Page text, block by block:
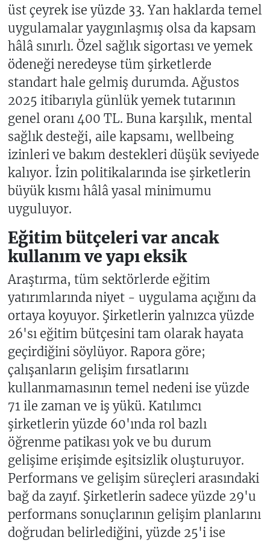
üst çeyrek ise yüzde 33. Yan haklarda temel
uygulamalar yaygınlaşmış olsa da kapsam
hâlâ sınırlı. Özel sağlık sigortası ve yemek
ödeneği neredeyse tüm şirketlerde
standart hale gelmiş durumda. Ağustos
2025 itibarıyla günlük yemek tutarının
genel oranı 400 TL. Buna karşılık, mental
sağlık desteği, aile kapsamı, wellbeing
izinleri ve bakım destekleri düşük seviyede
kalıyor. İzin politikalarında ise şirketlerin
büyük kısmı hâlâ yasal minimumu
uyguluyor.
Eğitim bütçeleri var ancak
kullanım ve yapı eksik
Araştırma, tüm sektörlerde eğitim
yatırımlarında niyet - uygulama açığını da
ortaya koyuyor. Şirketlerin yalnızca yüzde
26'sı eğitim bütçesini tam olarak hayata
geçirdiğini söylüyor. Rapora göre;
çalışanların gelişim fırsatlarını
kullanmamasının temel nedeni ise yüzde
71 ile zaman ve iş yükü. Katılımcı
şirketlerin yüzde 60'ında rol bazlı
öğrenme patikası yok ve bu durum
gelişime erişimde eşitsizlik oluşturuyor.
Performans ve gelişim süreçleri arasındaki
bağ da zayıf. Şirketlerin sadece yüzde 29'u
performans sonuçlarının gelişim planlarını
doğrudan belirlediğini, yüzde 25'i ise